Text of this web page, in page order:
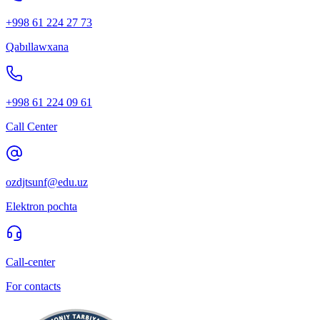
+998 61 224 27 73
Qabıllawxana
+998 61 224 09 61
Call Center
ozdjtsunf@edu.uz
Elektron pochta
Call-center
For contacts